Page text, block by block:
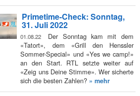
Primetime-Check: Sonntag,
31. Juli 2022
01.08.22
Der Sonntag kam mit dem
«Tatort», dem «Grill den Henssler
Sommer-Special» und «Yes we camp!»
an den Start. RTL setzte weiter auf
«Zeig uns Deine Stimme». Wer sicherte
sich die besten Zahlen? » mehr